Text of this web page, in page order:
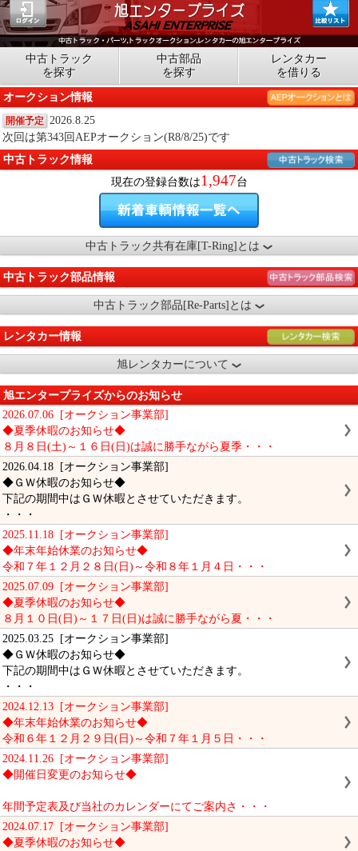
中古トラック
を探す
中古部品
を探す
レンタカー
を借りる
オークション情報
開催予定
2026.8.25
次回は第343回AEPオークション(R8/8/25)です
中古トラック情報
現在の登録台数は1,947台
中古トラック共有在庫[T-Ring]とは
中古トラック部品情報
中古トラック部品[Re-Parts]とは
レンタカー情報
旭レンタカーについて
旭エンタープライズからのお知らせ
2026.07.06 [オークション事業部]
◆夏季休暇のお知らせ◆
８月８日(土)～１６日(日)は誠に勝手ながら夏季・・・
2026.04.18 [オークション事業部]
◆ＧＷ休暇のお知らせ◆
下記の期間中はＧＷ休暇とさせていただきます。
・・・
2025.11.18 [オークション事業部]
◆年末年始休業のお知らせ◆
令和７年１２月２８日(日)～令和８年１月４日・・・
2025.07.09 [オークション事業部]
◆夏季休暇のお知らせ◆
８月１０日(日)～１７日(日)は誠に勝手ながら夏・・・
2025.03.25 [オークション事業部]
◆ＧＷ休暇のお知らせ◆
下記の期間中はＧＷ休暇とさせていただきます。
・・・
2024.12.13 [オークション事業部]
◆年末年始休業のお知らせ◆
令和６年１２月２９日(日)～令和７年１月５日・・・
2024.11.26 [オークション事業部]
◆開催日変更のお知らせ◆
年間予定表及び当社のカレンダーにてご案内さ・・・
2024.07.17 [オークション事業部]
◆夏季休暇のお知らせ◆